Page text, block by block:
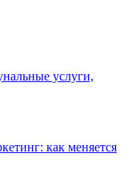
услуги,
как меняется